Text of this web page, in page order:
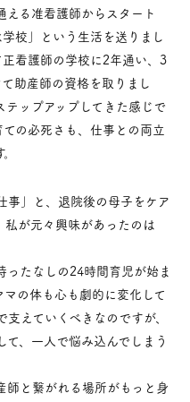
る准看護師からスタート
校」という生活を送りまし
看護師の学校に2年通い、3
助産師の資格を取りまし
ップアップしてきた感じで
の必死さも、仕事との両立
事」と、退院後の母子をケア
が元々興味があったのは
たなしの24時間育児が始ま
の体も心も劇的に変化して
えていくべきなのですが、
、一人で悩み込んでしまう
師と繋がれる場所がもっと身